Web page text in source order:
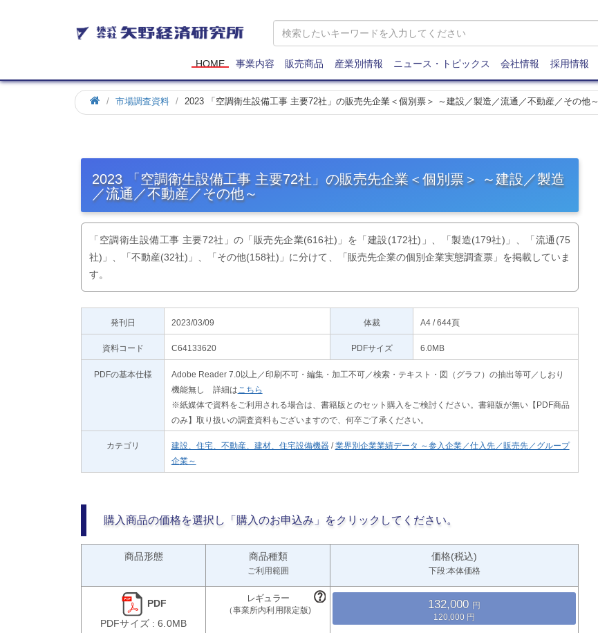
矢
野
研
究
所
HOME 事業内容 販売商品 産業別情報 ニュース・トピックス 会社情報 採用情報
市場調査資料 2023 「空調衛生設備工事 主要72社」の販売先企業＜個別票＞ ～建設／製造／流通／不動産／その他～
2023 「空調衛生設備工事 主要72社」の販売先企業＜個別票＞ ～建設／製造
／流通／不動産／その他～
「空調衛生設備工事 主要72社」の「販売先企業(616社)」を「建設(172社)」、「製造(179社)」、「流通(75
社)」、「不動産(32社)」、「その他(158社)」に分けて、「販売先企業の個別企業実態調査票」を掲載していま
す。
発刊日 2023/03/09 体裁 A4 / 644頁
資料コード C64133620 PDFサイズ 6.0MB
PDFの基本仕様
Adobe Reader 7.0以上／印刷不可・編集・加工不可／検索・テキスト・図（グラフ）の抽出等可／しおり
機能無し 詳細は こちら
※紙媒体で資料をご利用される場合は、書籍版とのセット購入をご検討ください。書籍版が無い【PDF商品
のみ】取り扱いの調査資料もございますので、何卒ご了承ください。
カテゴリ 建設、住宅、不動産、建材、住宅設備機器/業界別企業業績データ ～参入企業／仕入先／販売先／グループ
企業～
購入商品の価格を選択し「購入のお申込み」をクリックしてください。
商品形態 商品種類
ご利用範囲
価格(税込)
下段:本体価格
PDF
PDFサイズ : 6.0MB
132,000
120,000